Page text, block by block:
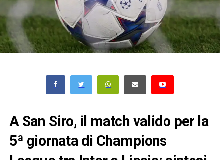
A San Siro, il match valido per la
5ª giornata di Champions